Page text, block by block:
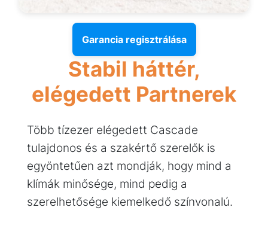
Garancia regisztrálása
Stabil háttér,
elégedett Partnerek
Több tízezer elégedett Cascade
tulajdonos és a szakértő szerelők is
egyöntetűen azt mondják, hogy mind a
klímák minősége, mind pedig a
szerelhetősége kiemelkedő színvonalú.